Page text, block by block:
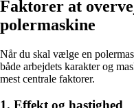
Faktorer at
polermaskine
Når du skal vælge en
både arbejdets karakter og
mest centrale faktorer.